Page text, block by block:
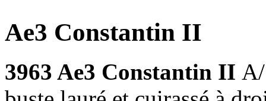
Ae3 Constantin II
3963 Ae3 Constantin II